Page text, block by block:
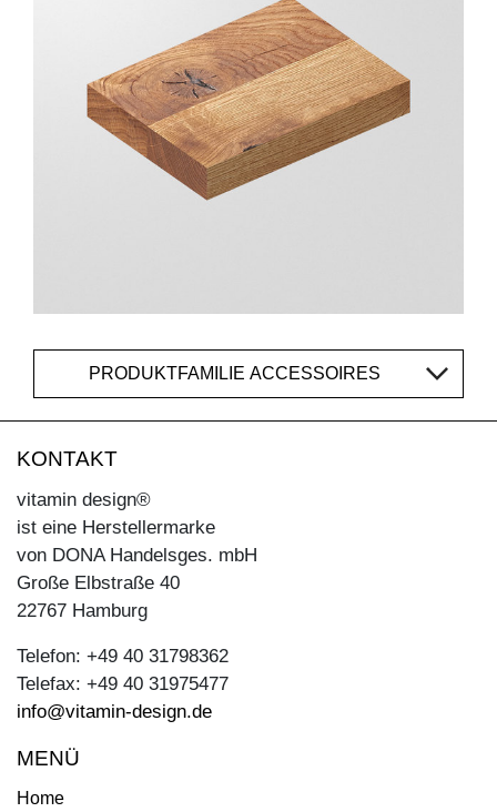
PRODUKTFAMILIE ACCESSOIRES
KONTAKT
vitamin design®
ist eine Herstellermarke
von DONA Handelsges. mbH
Große Elbstraße 40
22767 Hamburg
Telefon: +49 40 31798362
Telefax: +49 40 31975477
info@vitamin-design.de
MENÜ
Home